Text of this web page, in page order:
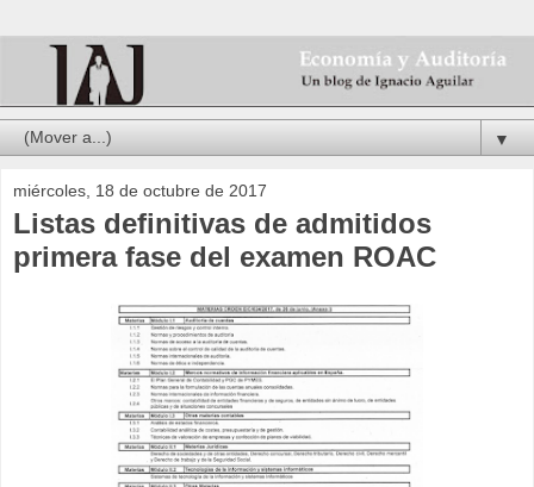
▼
miércoles, 18 de octubre de 2017
Listas definitivas de admitidos
primera fase del examen ROAC